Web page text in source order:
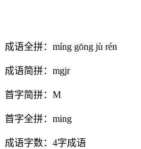
成语全拼： míng gōng jù rén
成语简拼： mgjr
首字简拼： M
首字全拼： ming
成语字数： 4字成语